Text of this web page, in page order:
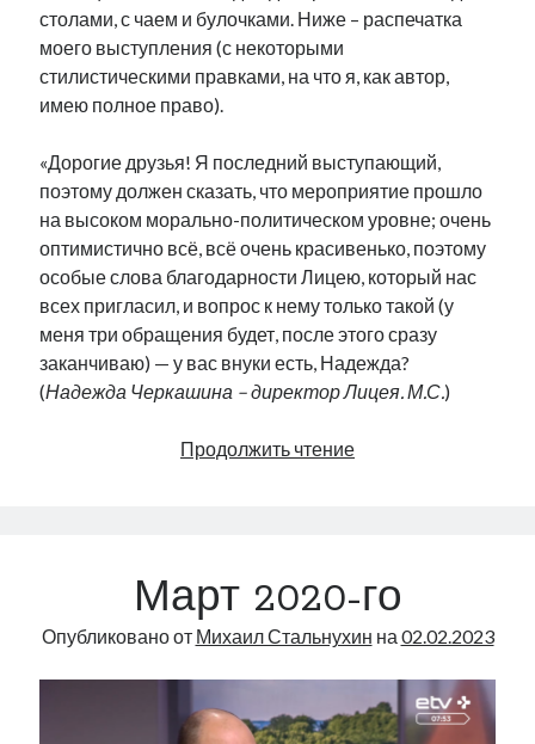
столами, с чаем и булочками. Ниже – распечатка
моего выступления (с некоторыми
стилистическими правками, на что я, как автор,
имею полное право).
«Дорогие друзья! Я последний выступающий,
поэтому должен сказать, что мероприятие прошло
на высоком морально-политическом уровне; очень
оптимистично всё, всё очень красивенько, поэтому
особые слова благодарности Лицею, который нас
всех пригласил, и вопрос к нему только такой (у
меня три обращения будет, после этого сразу
заканчиваю) — у вас внуки есть, Надежда?
(Надежда Черкашина – директор Лицея. М.С.)
Продолжить чтениеЕсли
планах
Март 2020-го
Опубликовано от Михаил Стальнухин на 02.02.2023